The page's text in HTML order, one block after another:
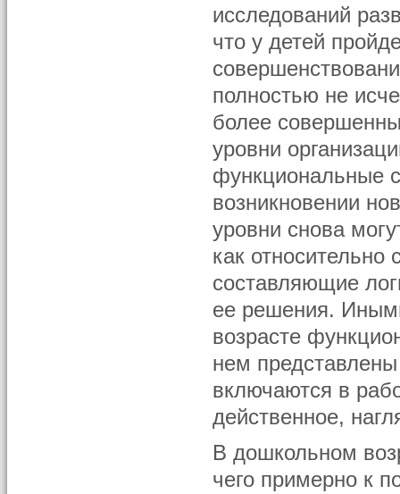
исследований
что у детей
полностью не
более
уровни
функциональные
возникновении
уровни снова
как
составляющие
ее решения.
возрасте
нем
включаются в
действенное,
В дошкольном
чего примерно к